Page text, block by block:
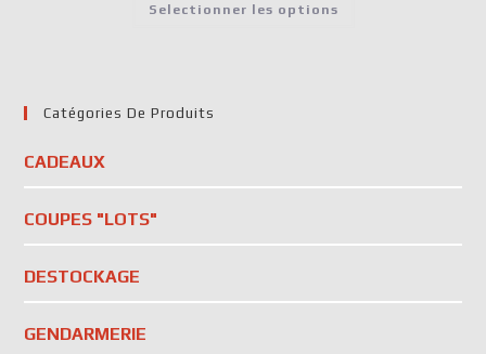
Selectionner les options
Catégories De Produits
CADEAUX
COUPES "LOTS"
DESTOCKAGE
GENDARMERIE